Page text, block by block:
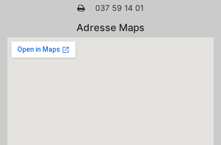
037 59 14 01
Adresse Maps